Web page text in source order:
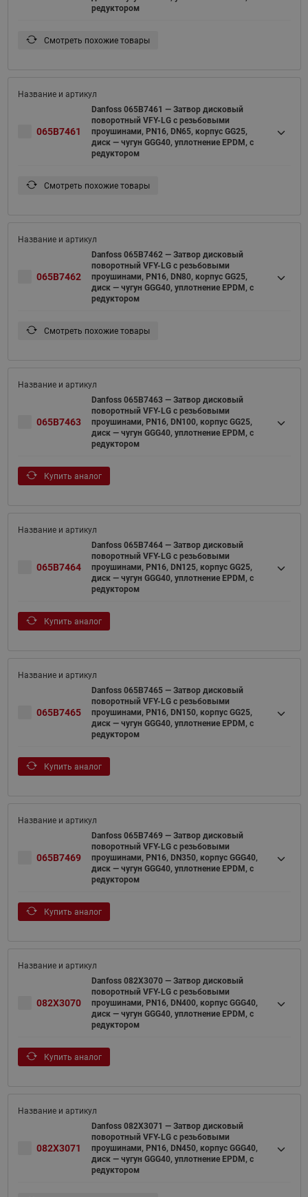
редуктором
Смотреть похожие товары
065B7461
Danfoss 065B7461 — Затвор дисковый
поворотный VFY-LG с резьбовыми
проушинами, PN16, DN65, корпус GG25,
диск — чугун GGG40, уплотнение EPDM, с
редуктором
Смотреть похожие товары
065B7462
Danfoss 065B7462 — Затвор дисковый
поворотный VFY-LG с резьбовыми
проушинами, PN16, DN80, корпус GG25,
диск — чугун GGG40, уплотнение EPDM, с
редуктором
Смотреть похожие товары
065B7463
Danfoss 065B7463 — Затвор дисковый
поворотный VFY-LG с резьбовыми
проушинами, PN16, DN100, корпус GG25,
диск — чугун GGG40, уплотнение EPDM, с
редуктором
Купить аналог
065B7464
Danfoss 065B7464 — Затвор дисковый
поворотный VFY-LG с резьбовыми
проушинами, PN16, DN125, корпус GG25,
диск — чугун GGG40, уплотнение EPDM, с
редуктором
Купить аналог
065B7465
Danfoss 065B7465 — Затвор дисковый
поворотный VFY-LG с резьбовыми
проушинами, PN16, DN150, корпус GG25,
диск — чугун GGG40, уплотнение EPDM, с
редуктором
Купить аналог
065B7469
Danfoss 065B7469 — Затвор дисковый
поворотный VFY-LG с резьбовыми
проушинами, PN16, DN350, корпус GGG40,
диск — чугун GGG40, уплотнение EPDM, с
редуктором
Купить аналог
082X3070
Danfoss 082X3070 — Затвор дисковый
поворотный VFY-LG с резьбовыми
проушинами, PN16, DN400, корпус GGG40,
диск — чугун GGG40, уплотнение EPDM, с
редуктором
Купить аналог
082X3071
Danfoss 082X3071 — Затвор дисковый
поворотный VFY-LG с резьбовыми
проушинами, PN16, DN450, корпус GGG40,
диск — чугун GGG40, уплотнение EPDM, с
редуктором